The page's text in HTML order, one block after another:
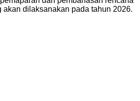
akan dilaksanakan pada tahun 2026.